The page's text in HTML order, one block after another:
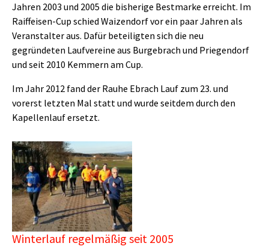
Jahren 2003 und 2005 die bisherige Bestmarke erreicht. Im
Raiffeisen-Cup schied Waizendorf vor ein paar Jahren als
Veranstalter aus. Dafür beteiligten sich die neu
gegründeten Laufvereine aus Burgebrach und Priegendorf
und seit 2010 Kemmern am Cup.
Im Jahr 2012 fand der Rauhe Ebrach Lauf zum 23. und
vorerst letzten Mal statt und wurde seitdem durch den
Kapellenlauf ersetzt.
Show larger version
Winterlauf regelmäßig seit 2005